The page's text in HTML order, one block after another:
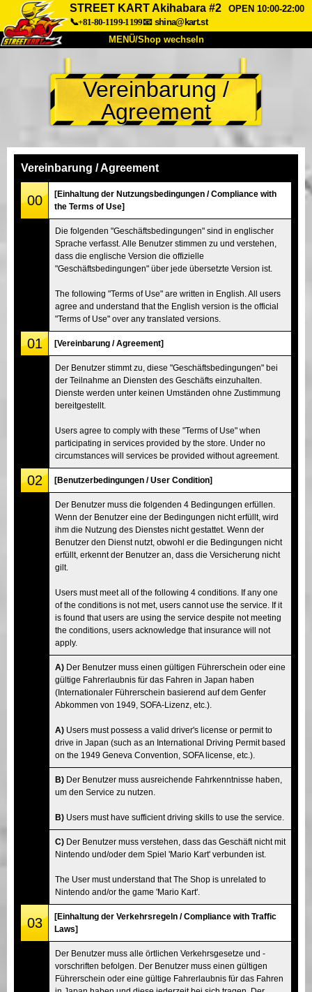
STREET KART Akihabara #2
OPEN 10:00-22:00
📞+81-80-1199-1199📧 shina@kart.st
MENÜ/Shop wechseln
Über uns Spezifikationen Preise
Anfahrt Bewertungen FAQ
Shop wechseln
Tokio Akihabara#2
Tokio Shibuya Annex Tokio Bucht
Tokio Asakusa
Vereinbarung /
Agreement
Vereinbarung / Agreement
00
[Einhaltung der Nutzungsbedingungen / Compliance with
the Terms of Use]
Die folgenden "Geschäftsbedingungen" sind in englischer
Sprache verfasst. Alle Benutzer stimmen zu und verstehen,
dass die englische Version die offizielle
"Geschäftsbedingungen" über jede übersetzte Version ist.
The following "Terms of Use" are written in English. All users
agree and understand that the English version is the official
"Terms of Use" over any translated versions.
01 [Vereinbarung / Agreement]
Der Benutzer stimmt zu, diese "Geschäftsbedingungen" bei
der Teilnahme an Diensten des Geschäfts einzuhalten.
Dienste werden unter keinen Umständen ohne Zustimmung
bereitgestellt.
Users agree to comply with these "Terms of Use" when
participating in services provided by the store. Under no
circumstances will services be provided without agreement.
02 [Benutzerbedingungen / User Condition]
Der Benutzer muss die folgenden 4 Bedingungen erfüllen.
Wenn der Benutzer eine der Bedingungen nicht erfüllt, wird
ihm die Nutzung des Dienstes nicht gestattet. Wenn der
Benutzer den Dienst nutzt, obwohl er die Bedingungen nicht
erfüllt, erkennt der Benutzer an, dass die Versicherung nicht
gilt.
Users must meet all of the following 4 conditions. If any one
of the conditions is not met, users cannot use the service. If it
is found that users are using the service despite not meeting
the conditions, users acknowledge that insurance will not
apply.
A) Der Benutzer muss einen gültigen Führerschein oder eine
gültige Fahrerlaubnis für das Fahren in Japan haben
(Internationaler Führerschein basierend auf dem Genfer
Abkommen von 1949, SOFA-Lizenz, etc.).
A) Users must possess a valid driver's license or permit to
drive in Japan (such as an International Driving Permit based
on the 1949 Geneva Convention, SOFA license, etc.).
B) Der Benutzer muss ausreichende Fahrkenntnisse haben,
um den Service zu nutzen.
B) Users must have sufficient driving skills to use the service.
C) Der Benutzer muss verstehen, dass das Geschäft nicht mit
Nintendo und/oder dem Spiel 'Mario Kart' verbunden ist.
The User must understand that The Shop is unrelated to
Nintendo and/or the game 'Mario Kart'.
03
[Einhaltung der Verkehrsregeln / Compliance with Traffic
Laws]
Der Benutzer muss alle örtlichen Verkehrsgesetze und -
vorschriften befolgen. Der Benutzer muss einen gültigen
Führerschein oder eine gültige Fahrerlaubnis für das Fahren